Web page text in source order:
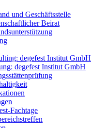
und Geschäftsstelle
Beirat
degefest Institut GmbH
degefest Institut GmbH
Fachtage